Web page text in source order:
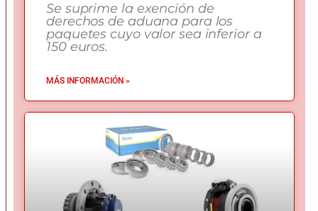
Se suprime la exención de
derechos de aduana para los
paquetes cuyo valor sea inferior a
150 euros.
MÁS INFORMACIÓN »